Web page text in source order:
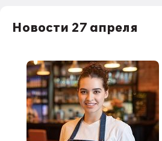
Новости 27 апреля